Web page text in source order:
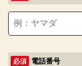
必須 電話番号